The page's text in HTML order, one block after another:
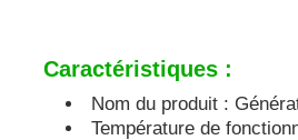
Caractéristiques :
Nom du produit :
Température de